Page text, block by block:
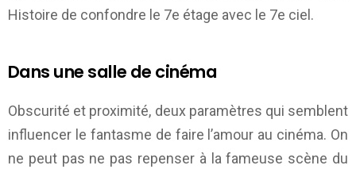
Histoire de confondre le 7e étage avec le 7e ciel.
Dans une salle de cinéma
Obscurité et proximité, deux paramètres qui semblent
influencer le fantasme de faire l’amour au cinéma. On
ne peut pas ne pas repenser à la fameuse scène du